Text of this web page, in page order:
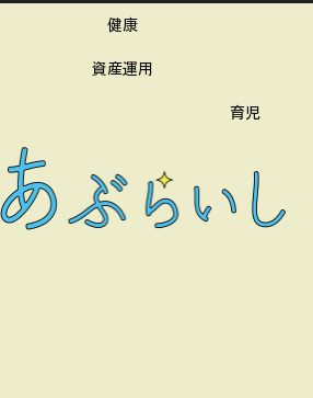
健康
資産運用
育児